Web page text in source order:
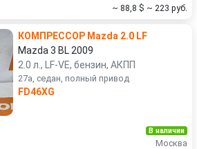
~ 88,8 $ ~ 223 руб.
КОМПРЕССОР Mazda 2.0 LF
Mazda 3 BL 2009
2.0 л., LF-VE, бензин, АКПП
27a, седан, полный привод
FD46XG
В наличии
Москва